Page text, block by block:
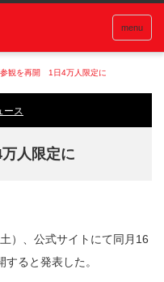
menu
観を再開 1日4万人限定に
ース
人限定に
）、公式サイトにて同月16
ると発表した。